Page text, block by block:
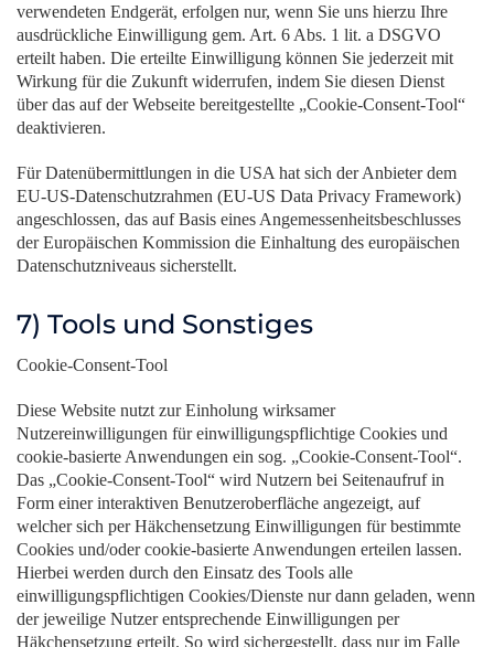
verwendeten Endgerät, erfolgen nur, wenn Sie uns hierzu Ihre
ausdrückliche Einwilligung gem. Art. 6 Abs. 1 lit. a DSGVO
erteilt haben. Die erteilte Einwilligung können Sie jederzeit mit
Wirkung für die Zukunft widerrufen, indem Sie diesen Dienst
über das auf der Webseite bereitgestellte „Cookie-Consent-Tool“
deaktivieren.
Für Datenübermittlungen in die USA hat sich der Anbieter dem
EU-US-Datenschutzrahmen (EU-US Data Privacy Framework)
angeschlossen, das auf Basis eines Angemessenheitsbeschlusses
der Europäischen Kommission die Einhaltung des europäischen
Datenschutzniveaus sicherstellt.
7) Tools und Sonstiges
Cookie-Consent-Tool
Diese Website nutzt zur Einholung wirksamer
Nutzereinwilligungen für einwilligungspflichtige Cookies und
cookie-basierte Anwendungen ein sog. „Cookie-Consent-Tool“.
Das „Cookie-Consent-Tool“ wird Nutzern bei Seitenaufruf in
Form einer interaktiven Benutzeroberfläche angezeigt, auf
welcher sich per Häkchensetzung Einwilligungen für bestimmte
Cookies und/oder cookie-basierte Anwendungen erteilen lassen.
Hierbei werden durch den Einsatz des Tools alle
einwilligungspflichtigen Cookies/Dienste nur dann geladen, wenn
der jeweilige Nutzer entsprechende Einwilligungen per
Häkchensetzung erteilt. So wird sichergestellt, dass nur im Falle